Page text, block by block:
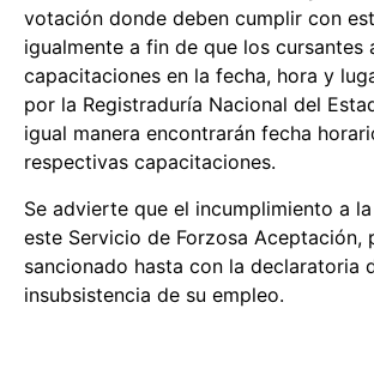
votación donde deben cumplir con
igualmente a fin de que los cursantes
capacitaciones en la fecha, hora y
por la Registraduría Nacional del
igual manera encontrarán fecha
respectivas capacitaciones.
Se advierte que el incumplimiento a
este Servicio de Forzosa Aceptación,
sancionado hasta con la declaratoria
insubsistencia de su empleo.